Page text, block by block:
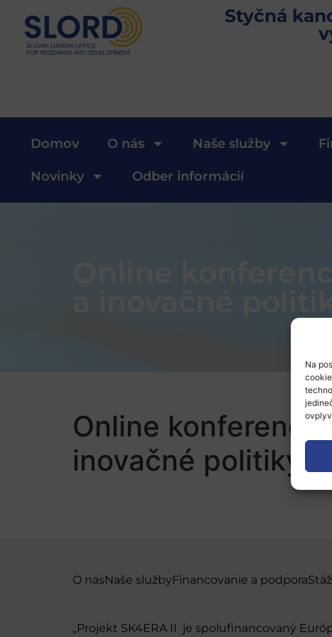
Na
Styčná
Domov O nás Naše služby
Novinky Odber informácií
Online
a inovačné
Online
inovačné politiky
O násNaše službyFinancovanie a podpora
„Projekt SK4ERA II je spolufinancovaný